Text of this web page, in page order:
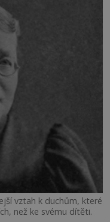
vztah k duchům, které
než ke svému dítěti.